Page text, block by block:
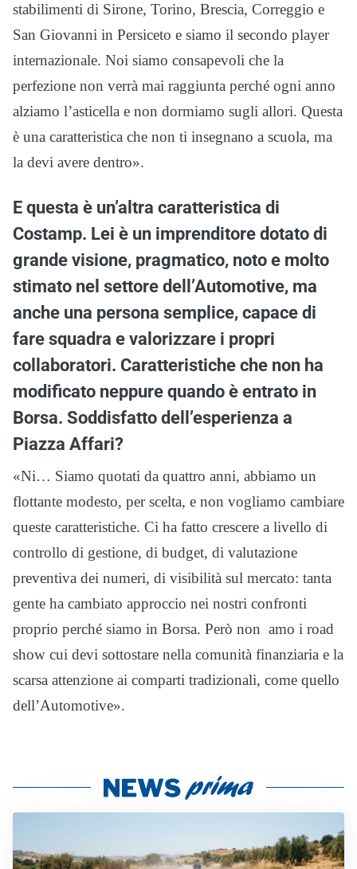
stabilimenti di Sirone, Torino, Brescia, Correggio e
San Giovanni in Persiceto e siamo il secondo player
internazionale. Noi siamo consapevoli che la
perfezione non verrà mai raggiunta perché ogni anno
alziamo l’asticella e non dormiamo sugli allori. Questa
è una caratteristica che non ti insegnano a scuola, ma
la devi avere dentro».
E questa è un’altra caratteristica di
Costamp. Lei è un imprenditore dotato di
grande visione, pragmatico, noto e molto
stimato nel settore dell’Automotive, ma
anche una persona semplice, capace di
fare squadra e valorizzare i propri
collaboratori. Caratteristiche che non ha
modificato neppure quando è entrato in
Borsa. Soddisfatto dell’esperienza a
Piazza Affari?
«Ni… Siamo quotati da quattro anni, abbiamo un
flottante modesto, per scelta, e non vogliamo cambiare
queste caratteristiche. Ci ha fatto crescere a livello di
controllo di gestione, di budget, di valutazione
preventiva dei numeri, di visibilità sul mercato: tanta
gente ha cambiato approccio nei nostri confronti
proprio perché siamo in Borsa. Però non amo i road
show cui devi sottostare nella comunità finanziaria e la
scarsa attenzione ai comparti tradizionali, come quello
dell’Automotive».